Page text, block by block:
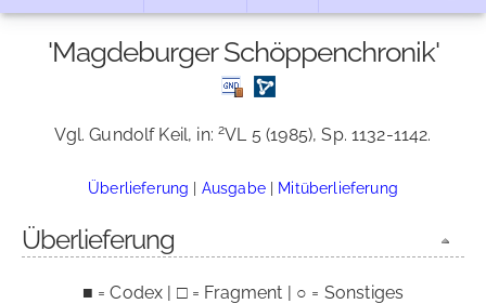
'Magdeburger Schöppenchronik'
Vgl. Gundolf Keil, in:2VL 5 (1985), Sp. 1132-1142.
Überlieferung | Ausgabe| Mitüberlieferung
Überlieferung
■ = Codex | □ = Fragment | ○ = Sonstiges